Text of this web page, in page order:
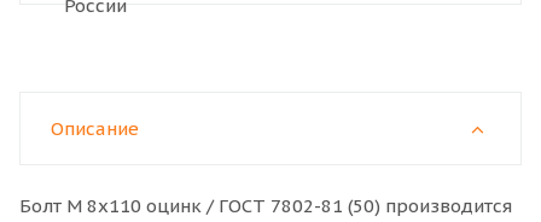
Описание
Болт M 8x110 оцинк / ГОСТ 7802-81 (50) производится